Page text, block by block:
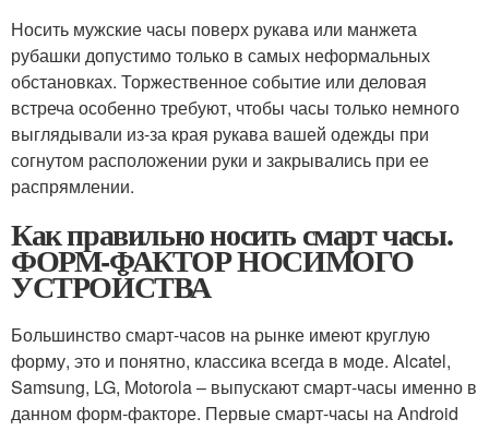
Носить мужские часы поверх рукава или манжета
рубашки допустимо только в самых неформальных
обстановках. Торжественное событие или деловая
встреча особенно требуют, чтобы часы только немного
выглядывали из-за края рукава вашей одежды при
согнутом расположении руки и закрывались при ее
распрямлении.
Как правильно носить смарт часы.
ФОРМ-ФАКТОР НОСИМОГО
УСТРОЙСТВА
Большинство смарт-часов на рынке имеют круглую
форму, это и понятно, классика всегда в моде. Alcatel,
Samsung, LG, Motorola – выпускают смарт-часы именно в
данном форм-факторе. Первые смарт-часы на Android